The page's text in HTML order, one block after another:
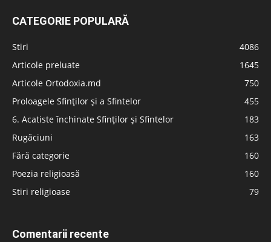
CATEGORIE POPULARĂ
Stiri
4086
Articole preluate
1645
Articole Ortodoxia.md
750
Proloagele Sfinților și a Sfintelor
455
6. Acatiste închinate Sfinților și Sfintelor
183
Rugăciuni
163
Fără categorie
160
Poezia religioasă
160
Stiri religioase
79
Comentarii recente